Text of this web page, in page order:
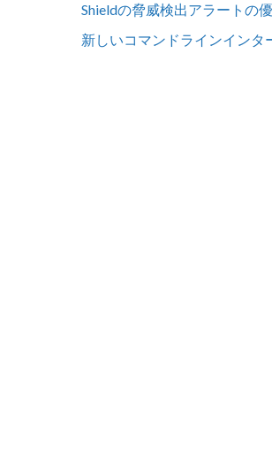
Shieldの脅威検出アラートの
新しいコマンドラインイン